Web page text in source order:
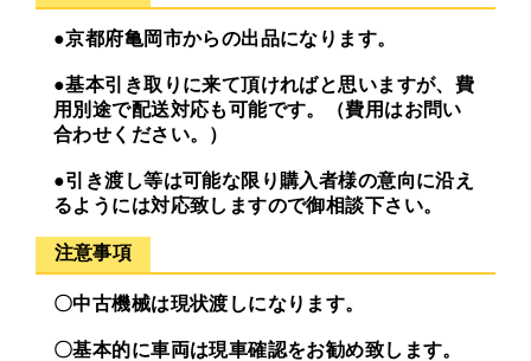
●京都府亀岡市からの出品になります。
●基本引き取りに来て頂ければと思いますが、費
用別途で配送対応も可能です。（費用はお問い
合わせください。）
●引き渡し等は可能な限り購入者様の意向に沿え
るようには対応致しますので御相談下さい。
注意事項
〇中古機械は現状渡しになります。
〇基本的に車両は現車確認をお勧め致します。